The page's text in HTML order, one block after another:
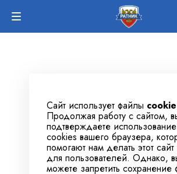
Сайт использует файлы cookie
Продолжая работу с сайтом,
подтверждаете
cookies вашего браузера,
помогают нам делать этот
для пользователей. Однако,
можете запретить сохранение